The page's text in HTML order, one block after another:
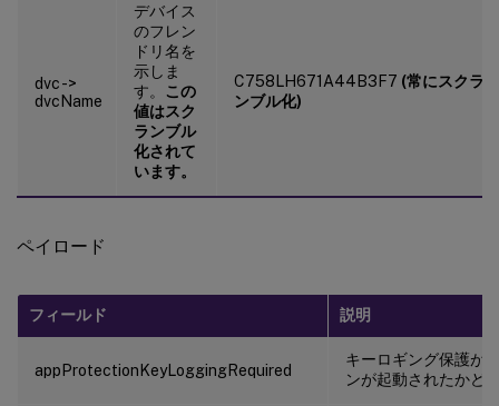
dvc ->
dvcName
デバイス
のフレン
ドリ名を
示しま
す。 この
値はスク
ランブル
化されて
います。
C758LH671A44B3F7 (常にスクラ
ンブル化)
ペイロード
フィールド 説明
appProtectionKeyLoggingRequired
キーロギング保護が
ンが起動されたかど